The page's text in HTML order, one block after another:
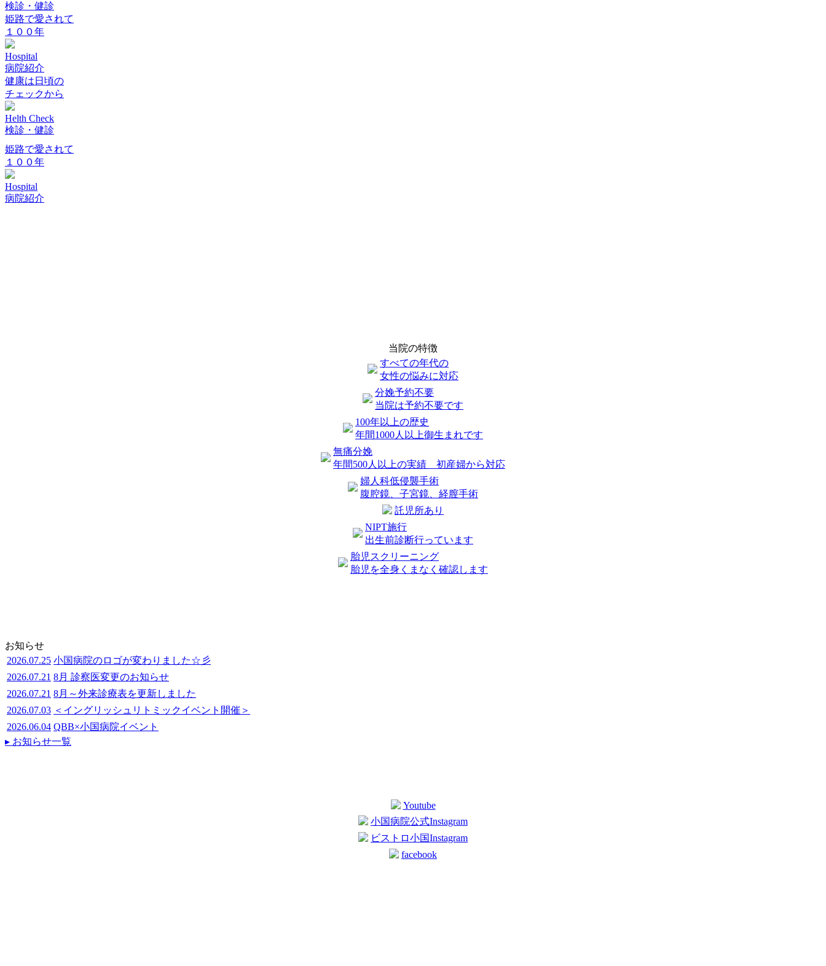
検診・健診
姫路で愛されて
１００年
Hospital
病院紹介
健康は日頃の
チェックから
Helth Check
検診・健診
姫路で愛されて
１００年
Hospital
病院紹介
当院の特徴
すべての年代の
女性の悩みに対応
分娩予約不要
当院は予約不要です
100年以上の歴史
年間1000人以上御生まれです
無痛分娩
年間500人以上の実績 初産婦から対応
婦人科低侵襲手術
腹腔鏡、子宮鏡、経膣手術
託児所あり
NIPT施行
出生前診断行っています
胎児スクリーニング
胎児を全身くまなく確認します
お知らせ
2026.07.25 小国病院のロゴが変わりました☆彡
2026.07.21 8月 診察医変更のお知らせ
2026.07.21 8月～外来診療表を更新しました
2026.07.03 ＜イングリッシュリトミックイベント開催＞
2026.06.04 QBB×小国病院イベント
▸ お知らせ一覧
Youtube
小国病院公式Instagram
ビストロ小国Instagram
facebook